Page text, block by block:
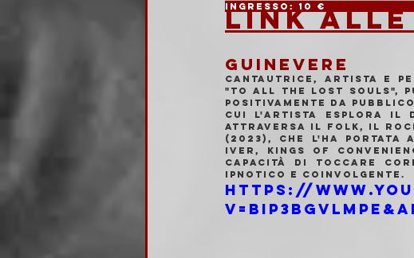
LINK ALLE
GUINEVERE
Cantautrice, artista e
"TO ALL THE LOST
positivamente da
cui l'artista esplora il
attraversa il folk, il rock,
(2023), che l'ha
Iver, Kings of
capacità di toccare
ipnotico e coinvolgente.
https://